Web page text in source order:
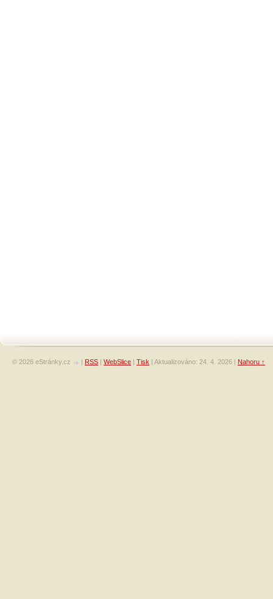
© 2026 eStránky.cz | RSS | WebSlice | Tisk | Aktualizováno: 24. 4. 2026 | Nahoru ↑